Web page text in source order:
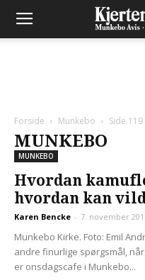
Forside Munkebo Side 119
MUNKEBO
MUNKEBO
Hvordan
hvordan kan
Karen Bencke - 7. november
Munkebo Kirke. Foto: Emil
andre finurlige spørgsmål, når
er onsdagscafe i Munkebo...